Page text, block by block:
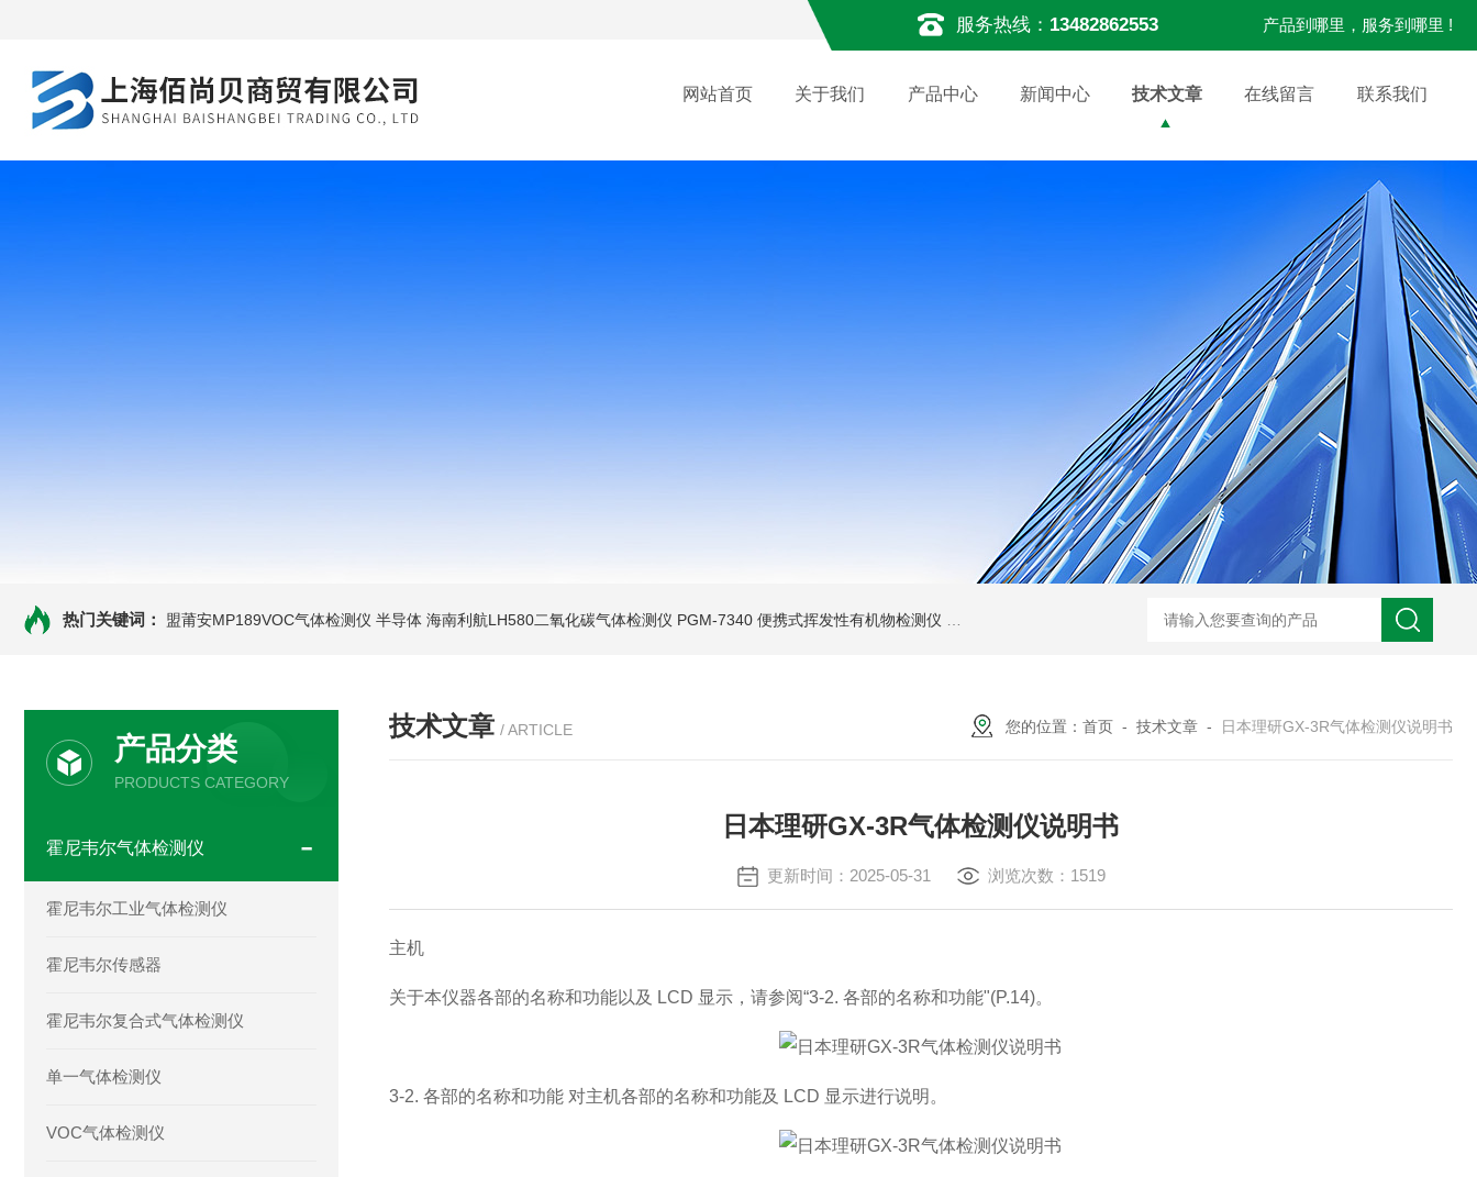
服务热线： 13482862553 产品到哪里，服务到哪里 !
网站首页 关于我们 产品中心 新闻中心 技术文章 在线留言 联系我们
热门关键词： 盟莆安MP189VOC气体检测仪 半导体 海南利航LH580二氧化碳气体检测仪 PGM-7340 便携式挥发性有机物检测仪 环保新规霍尼韦尔 PGM-7340 VOC 检测仪 德国德尔格 X-am2500 四合一气
产品分类
PRODUCTS CATEGORY
霍尼韦尔气体检测仪
霍尼韦尔工业气体检测仪
霍尼韦尔传感器
霍尼韦尔复合式气体检测仪
单一气体检测仪
VOC气体检测仪
技术文章 / ARTICLE 您的位置： 首页 - 技术文章 - 日本理研GX-3R气体检测仪说明书
日本理研GX-3R气体检测仪说明书
更新时间：2025-05-31 浏览次数：1519
主机
关于本仪器各部的名称和功能以及 LCD 显示，请参阅“3-2. 各部的名称和功能"(P.14)。
3-2. 各部的名称和功能 对主机各部的名称和功能及 LCD 显示进行说明。